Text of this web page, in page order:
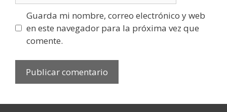
Guarda mi nombre, correo electrónico y web
en este navegador para la próxima vez que
comente.